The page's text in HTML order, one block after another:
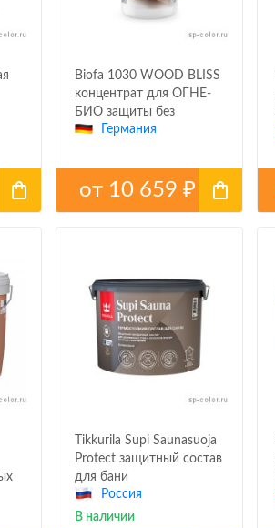
Biofa 1030 WOOD BLISS
концентрат для ОГНЕ-
БИО защиты без
последующей
Германия
от 10 659 ₽
Tikkurila Supi Saunasuoja
Protect защитный состав
для бани
Россия
В наличии